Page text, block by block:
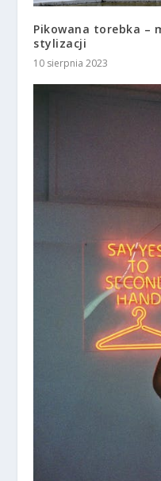
Pikowana torebka –
stylizacji
10 sierpnia 2023